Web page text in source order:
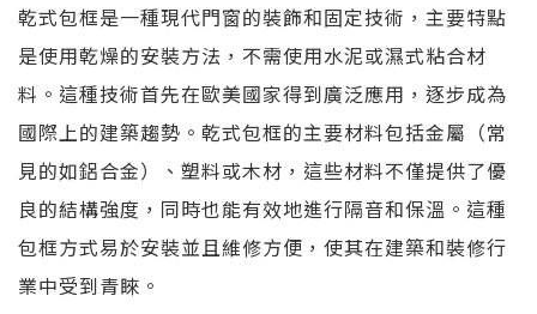
乾式包框是一種現代門窗的裝飾和固定技術，主要特點
是使用乾燥的安裝方法，不需使用水泥或濕式粘合材
料。這種技術首先在歐美國家得到廣泛應用，逐步成為
國際上的建築趨勢。乾式包框的主要材料包括金屬（常
見的如鋁合金）、塑料或木材，這些材料不僅提供了優
良的結構強度，同時也能有效地進行隔音和保溫。這種
包框方式易於安裝並且維修方便，使其在建築和裝修行
業中受到青睞。